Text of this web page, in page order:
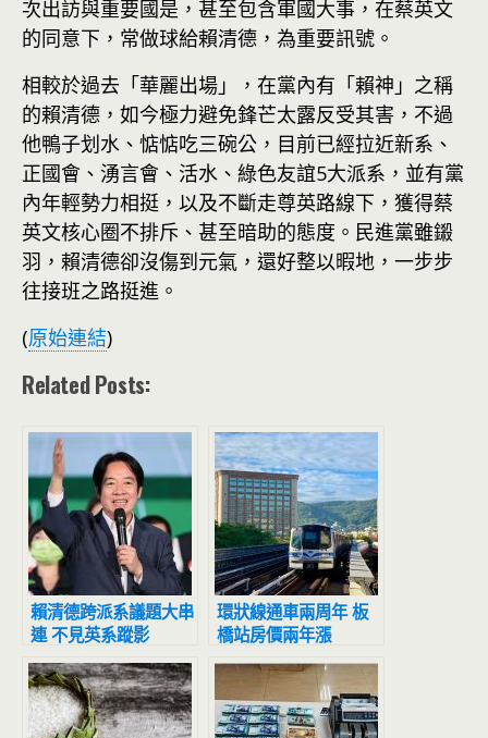
次出訪與重要國是，甚至包含軍國大事，在蔡英文
的同意下，常做球給賴清德，為重要訊號。
相較於過去「華麗出場」，在黨內有「賴神」之稱
的賴清德，如今極力避免鋒芒太露反受其害，不過
他鴨子划水、惦惦吃三碗公，目前已經拉近新系、
正國會、湧言會、活水、綠色友誼5大派系，並有黨
內年輕勢力相挺，以及不斷走尊英路線下，獲得蔡
英文核心圈不排斥、甚至暗助的態度。民進黨雖鎩
羽，賴清德卻沒傷到元氣，還好整以暇地，一步步
往接班之路挺進。
(原始連結)
Related Posts:
賴清德跨派系議題大串
連 不見英系蹤影
環狀線通車兩周年 板
橋站房價兩年漲
16.8%最多 幸福站交
易406件買氣最夯